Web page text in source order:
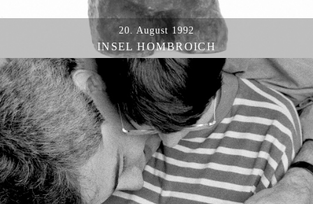
20. August 1992
INSEL HOMBROICH